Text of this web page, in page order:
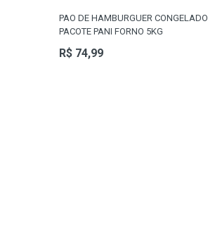
PAO DE HAMBURGUER CONGELADO
PACOTE PANI FORNO 5KG
R$ 74,99